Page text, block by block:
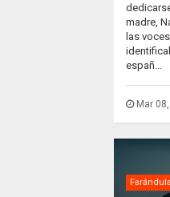
madre,
las
españ...
Mar
Farándula